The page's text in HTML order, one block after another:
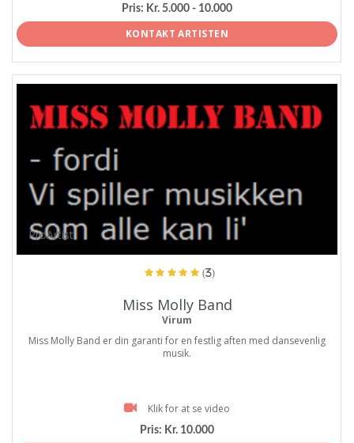
Pris: Kr. 5.000 - 10.000
KONTAKT ARTISTEN
ProArtist
(3)
Miss Molly Band
Virum
Miss Molly Band er din garanti for en festlig aften med dansevenlig
musik.
Klik for at se video
Pris: Kr. 10.000